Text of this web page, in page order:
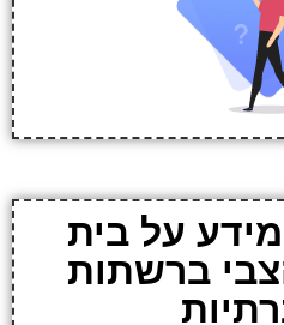
על בית
ברשתות